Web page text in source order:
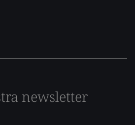
newsletter